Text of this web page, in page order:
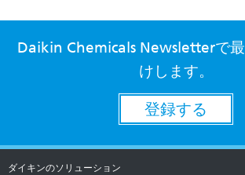
Daikin Chemicals Newsletterで
けします。
登録する
ダイキンのソリューション